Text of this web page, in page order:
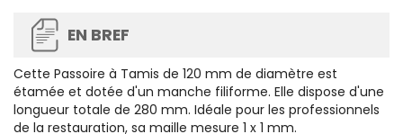
EN BREF
Cette Passoire à Tamis de 120 mm de diamètre est
étamée et dotée d'un manche filiforme. Elle dispose d'une
longueur totale de 280 mm. Idéale pour les professionnels
de la restauration, sa maille mesure 1 x 1 mm.